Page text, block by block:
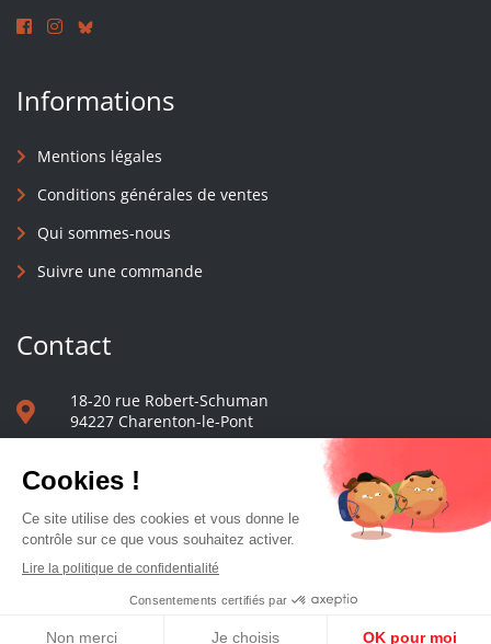
Informations
Mentions légales
Conditions générales de ventes
Qui sommes-nous
Suivre une commande
Contact
18-20 rue Robert-Schuman
94227 Charenton-le-Pont